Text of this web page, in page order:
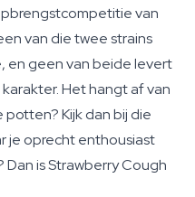
van
van die twee strains
en geen van beide levert
Het hangt af van
potten? Kijk dan bij die
je oprecht enthousiast
is Strawberry Cough